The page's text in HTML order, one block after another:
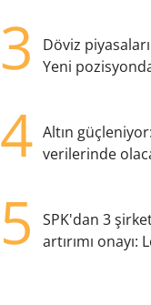
3
Döviz
Yeni
4 Altın
verilerinde
5
SPK'dan 3
artırımı